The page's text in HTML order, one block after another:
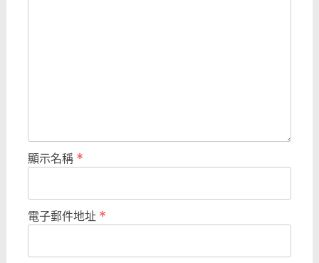
顯示名稱 *
電子郵件地址 *